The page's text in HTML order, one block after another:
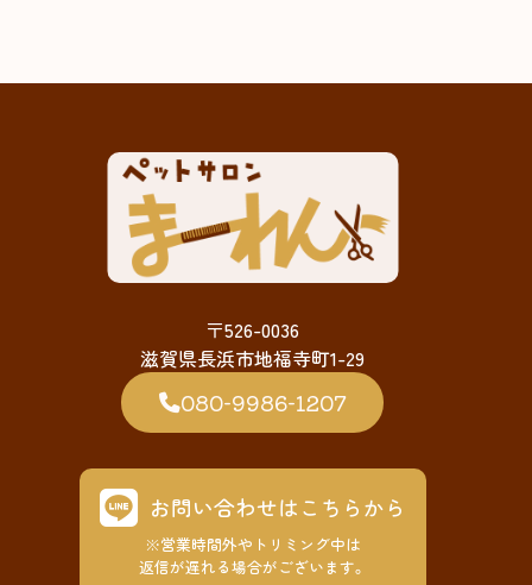
〒526-0036
滋賀県長浜市地福寺町1-29
080-9986-1207
お問い合わせはこちらから
※営業時間外やトリミング中は
返信が遅れる場合がございます。